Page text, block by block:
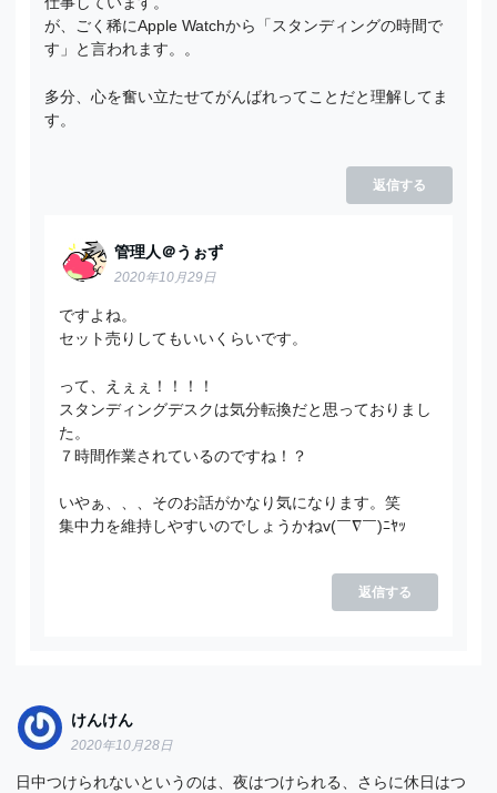
が、ごく稀にApple Watchから「スタンディングの時間で
す」と言われます。。
多分、心を奮い立たせてがんばれってことだと理解してま
す。
返信する
管理人＠うぉず
2020年10月29日
ですよね。
セット売りしてもいいくらいです。
って、えぇぇ！！！！
スタンディングデスクは気分転換だと思っておりまし
た。
７時間作業されているのですね！？
いやぁ、、、そのお話がかなり気になります。笑
集中力を維持しやすいのでしょうかねv(￣∇￣)ﾆﾔｯ
返信する
けんけん
2020年10月28日
日中つけられないというのは、夜はつけられる、さらに休日はつ